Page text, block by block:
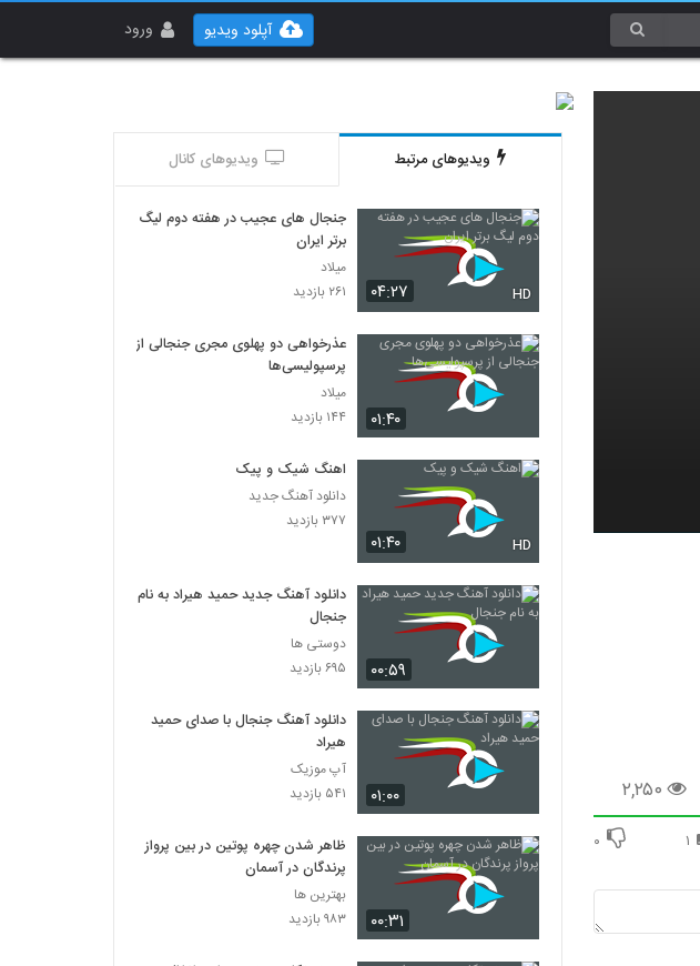
ورود آپلود ویدیو
۲,۲۵۰
۱ ۰
ویدیوهای مرتبط ویدیوهای کانال
۰۴:۲۷ HD
جنجال های عجیب در هفته دوم لیگ
برتر ایران
میلاد
۲۶۱ بازدید
۰۱:۴۰
عذرخواهی دو پهلوی مجری جنجالی از
پرسپولیسی‌ها
میلاد
۱۴۴ بازدید
۰۱:۴۰ HD
اهنگ شیک و پیک
دانلود آهنگ جدید
۳۷۷ بازدید
۰۰:۵۹
دانلود آهنگ جدید حمید هیراد به نام
جنجال
دوستی ها
۶۹۵ بازدید
۰۱:۰۰
دانلود آهنگ جنجال با صدای حمید
هیراد
آپ موزیک
۵۴۱ بازدید
۰۰:۳۱
ظاهر شدن چهره پوتین در بین پرواز
پرندگان در آسمان
بهترین ها
۹۸۳ بازدید